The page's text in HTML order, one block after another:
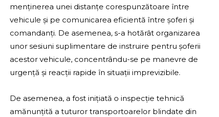
menținerea unei distanțe corespunzătoare între
vehicule și pe comunicarea eficientă între șoferi și
comandanți. De asemenea, s-a hotărât organizarea
unor sesiuni suplimentare de instruire pentru șoferii
acestor vehicule, concentrându-se pe manevre de
urgență și reacții rapide în situații imprevizibile.
De asemenea, a fost inițiată o inspecție tehnică
amănunțită a tuturor transportoarelor blindate din